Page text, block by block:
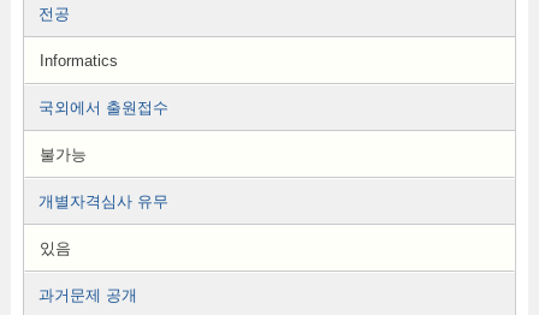
전공
Informatics
국외에서 출원접수
불가능
개별자격심사 유무
있음
과거문제 공개